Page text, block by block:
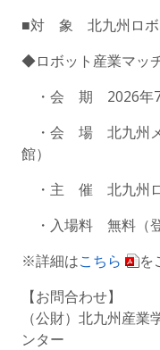
■対 象 北九州ロボ
◆ロボット産業マッ
・会 期 2026年7
・会 場 北九州メ
館）
・主 催 北九州
・入場料 無料（登
※詳細はこちら
を
【お問合わせ】
（公財）北九州産
ンター